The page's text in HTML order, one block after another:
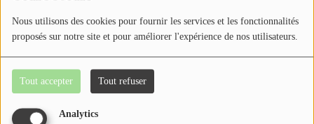
Nous utilisons des cookies pour fournir les services et les fonctionnalités
proposés sur notre site et pour améliorer l'expérience de nos utilisateurs.
Tout accepter Tout refuser
Analytics